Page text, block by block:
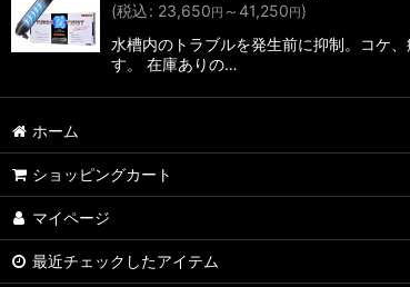
(税込: 23,650円 ～41,250円)
水槽内のトラブルを発生前に抑制。コケ
す。 在庫ありの…
ホーム
ショッピングカート
マイページ
最近チェックしたアイテム